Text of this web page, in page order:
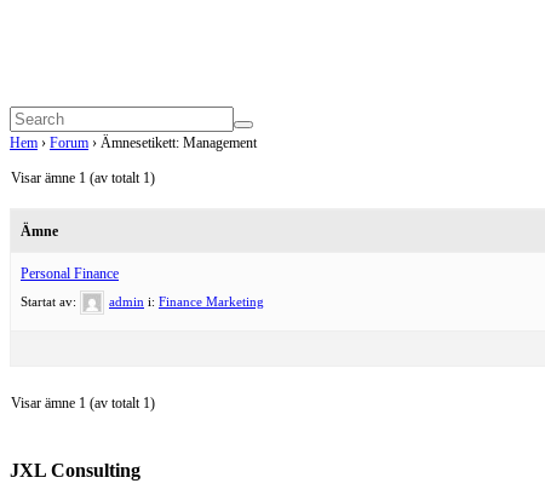
Hem › Forum › Ämnesetikett: Management
Visar ämne 1 (av totalt 1)
Ämne
Personal Finance
Startat av: admin i: Finance Marketing
Visar ämne 1 (av totalt 1)
JXL Consulting